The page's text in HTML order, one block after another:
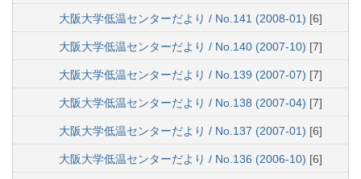
大阪大学低温センターだより / No.141 (2008-01) [6]
大阪大学低温センターだより / No.140 (2007-10) [7]
大阪大学低温センターだより / No.139 (2007-07) [7]
大阪大学低温センターだより / No.138 (2007-04) [7]
大阪大学低温センターだより / No.137 (2007-01) [6]
大阪大学低温センターだより / No.136 (2006-10) [6]